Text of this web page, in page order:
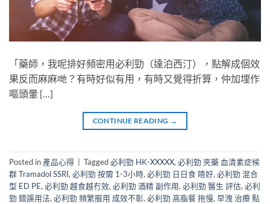
「藥師，我呢排好頻密用必利勁（達泊西汀），點解成個效
果反而麻麻哋？有時好似有用，有時又覺得折算，仲加埋作
嘔頭暈 […]
CONTINUE READING →
Posted in 產品心得 Tagged必利勁 HK-XXXXX, 必利勁 夾藥 血清素症候
群 Tramadol SSRI, 必利勁 按需 1-3小時, 必利勁 日日食 唔好, 必利勁 混合
型 ED PE, 必利勁 越食越冇效, 必利勁 酒精 副作用, 必利勁 醫生 評估, 必利
勁 錯誤用法, 必利勁 頻繁服用 成效不彰, 必利勁 高脂餐 拖慢, 早洩 治療 點